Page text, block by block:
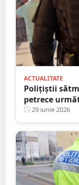
ACTUALITATE
Polițiștii
petrece
29 iunie 2026